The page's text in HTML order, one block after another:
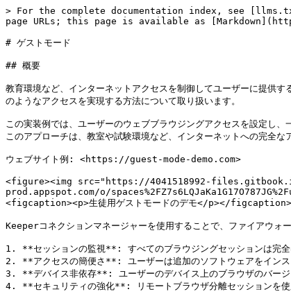
> For the complete documentation index, see
page URLs; this page is available as
# ゲストモード
## 概要
教育環境など、インターネットアクセスを制御してユーザーに提供
のようなアクセスを実現する方法について取り扱います。
この実装例では、ユーザーのウェブブラウジングアクセスを設定し
このアプローチは、教室や試験環境など、インターネットへの完全な
ウェブサイト例: <https://guest-mode-demo.com>
<figure><img src="https://4041518992-
prod.appspot.com/o/
<figcaption><p>生徒用ゲストモードのデモ</p></
Keeperコネクションマネージャーを使用することで、ファイアウォ
1. **セッションの監視**: すべてのブラウジングセッションは完全
2. **アクセスの簡便さ**: ユーザーは追加のソフトウェアをインス
3. **デバイス非依存**: ユーザーのデバイス上のブラウザのバージ
4. **セキュリティの強化**: リモートブラウザ分離セッションを使